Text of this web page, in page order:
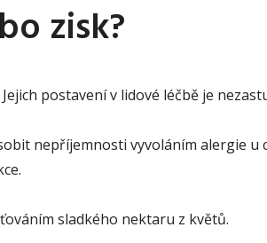
zisk?
postavení v lidové léčbě je
nepříjemnosti vyvoláním alergie
sladkého nektaru z květů.